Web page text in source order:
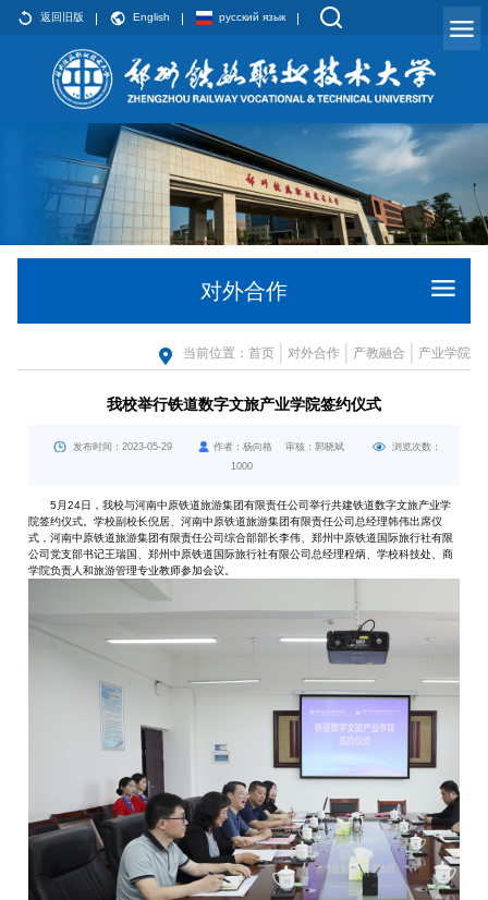
返回旧版 English русский язык
对外合作
当前位置： 首页 对外合作 产教融合 产业学院
我校举行铁道数字文旅产业学院签约仪式
发布时间：2023-05-29 作者：杨向格 审核：郭晓斌
浏览次数：
1000
5月24日，我校与河南中原铁道旅游集团有限责任公司举行共建铁道数字文旅产业学
院签约仪式。学校副校长倪居、河南中原铁道旅游集团有限责任公司总经理韩伟出席仪
式，河南中原铁道旅游集团有限责任公司综合部部长李伟、郑州中原铁道国际旅行社有限
公司党支部书记王瑞国、郑州中原铁道国际旅行社有限公司总经理程炳、学校科技处、商
学院负责人和旅游管理专业教师参加会议。